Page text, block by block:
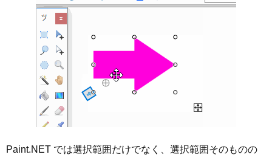
Paint.NET では選択範囲だけでなく、選択範囲そのものの